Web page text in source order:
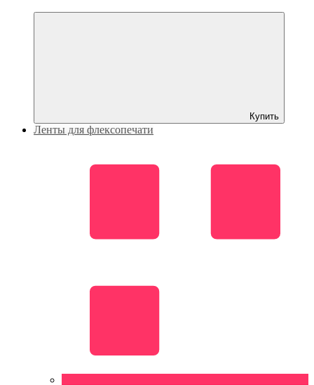
Купить
Ленты для флексопечати